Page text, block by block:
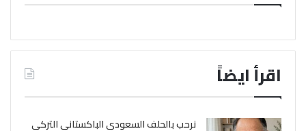
اقرأ ايضاً
نرحب بالحلف السعودي الباكستاني التركي